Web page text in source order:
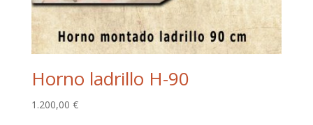
Horno ladrillo H-90
1.200,00 €